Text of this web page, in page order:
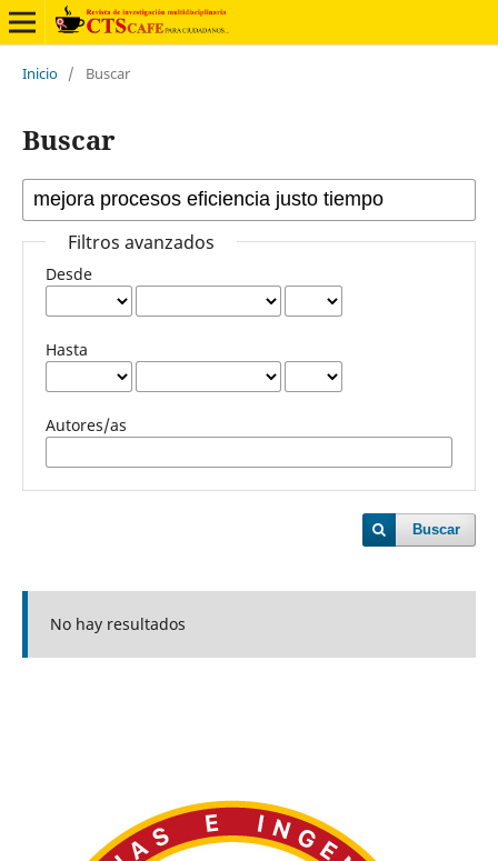
Inicio / Buscar
Buscar
Filtros avanzados
Desde
Hasta
Autores/as
Buscar
No hay resultados